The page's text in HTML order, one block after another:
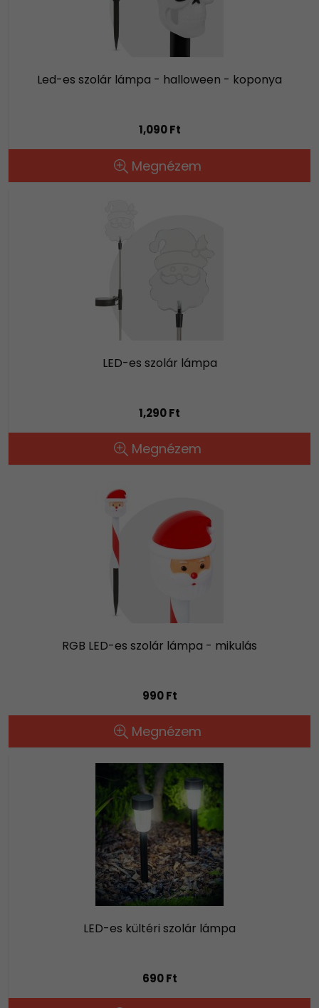
Led-es szolár lámpa - halloween - koponya
1,090 Ft
Megnézem
LED-es szolár lámpa
1,290 Ft
Megnézem
RGB LED-es szolár lámpa - mikulás
990 Ft
Megnézem
LED-es kültéri szolár lámpa
690 Ft